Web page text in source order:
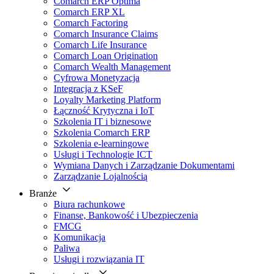
Comarch ERP XL
Comarch Factoring
Comarch Insurance Claims
Comarch Life Insurance
Comarch Loan Origination
Comarch Wealth Management
Cyfrowa Monetyzacja
Integracja z KSeF
Loyalty Marketing Platform
Łączność Krytyczna i IoT
Szkolenia IT i biznesowe
Szkolenia Comarch ERP
Szkolenia e-learningowe
Usługi i Technologie ICT
Wymiana Danych i Zarządzanie Dokumentami
Zarządzanie Lojalnością
Branże
Biura rachunkowe
Finanse, Bankowość i Ubezpieczenia
FMCG
Komunikacja
Paliwa
Usługi i rozwiązania IT